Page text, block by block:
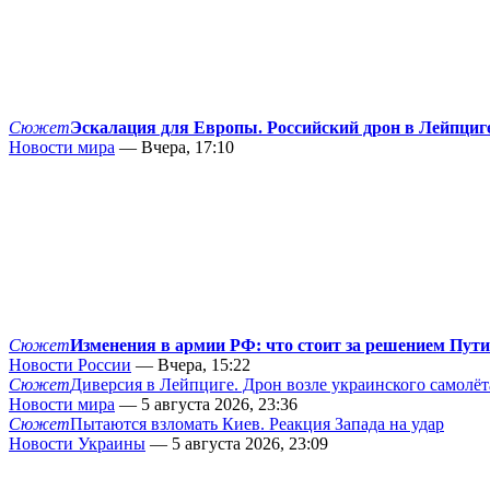
СюжетЭскалация для Европы. Российский дрон в
Новости мира — Вчера, 17:10
СюжетИзменения в армии РФ: что стоит за решением
Новости России — Вчера, 15:22
СюжетДиверсия в Лейпциге. Дрон возле украинского
Новости мира — 5 августа 2026, 23:36
СюжетПытаются взломать Киев. Реакция Запада на удар
Новости Украины — 5 августа 2026, 23:09